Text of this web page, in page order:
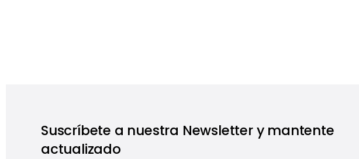
Suscríbete a nuestra Newsletter y mantente
actualizado